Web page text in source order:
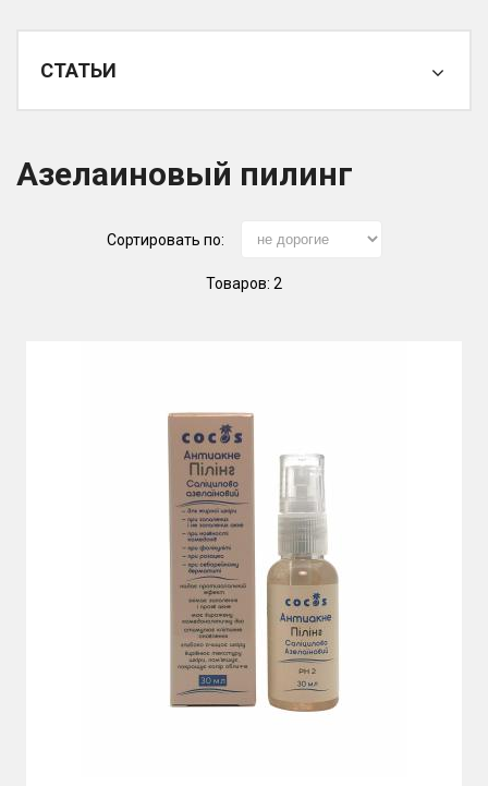
СТАТЬИ
Азелаиновый пилинг
Сортировать по:
Товаров: 2